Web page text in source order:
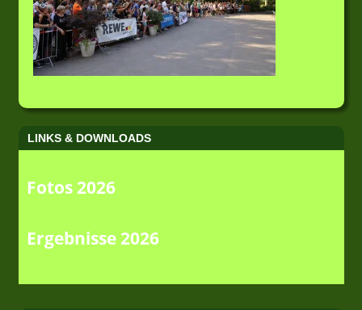
LINKS & DOWNLOADS
Fotos 2026
Ergebnisse 2026